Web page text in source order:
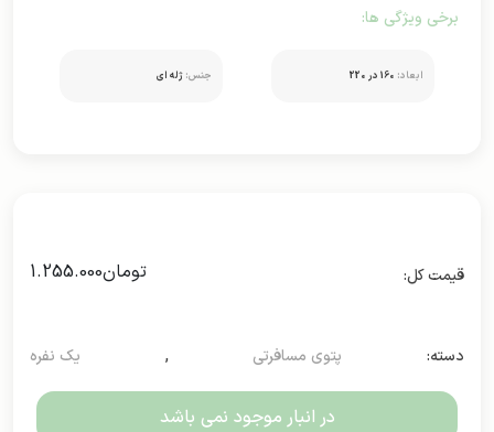
برخی ویژگی ها:
ابعاد: 160 در 220 جنس: ژله ای
تومان1.255.000
دسته: پتوی مسافرتی , یک نفره
در انبار موجود نمی باشد